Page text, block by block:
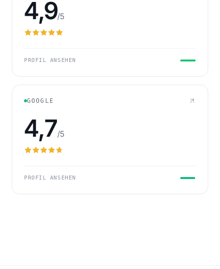
4,9/5
PROFIL ANSEHEN
GOOGLE
4,7/5
PROFIL ANSEHEN